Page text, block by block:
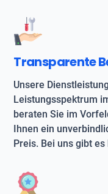
Transparente
Unsere
Leistungsspektrum
beraten Sie im
Ihnen ein
Preis. Bei uns gibt